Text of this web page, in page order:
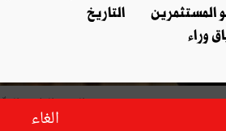
محسن مرزوق بيّن السيد الطيّب
المستثمرين
وراء
التاريخ
الغاء